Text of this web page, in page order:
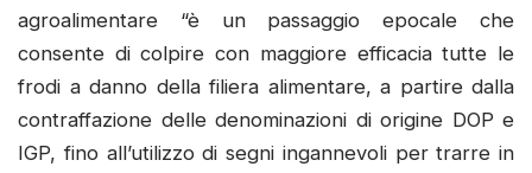
agroalimentare “è un passaggio epocale che
consente di colpire con maggiore efficacia tutte le
frodi a danno della filiera alimentare, a partire dalla
contraffazione delle denominazioni di origine DOP e
IGP, fino all’utilizzo di segni ingannevoli per trarre in